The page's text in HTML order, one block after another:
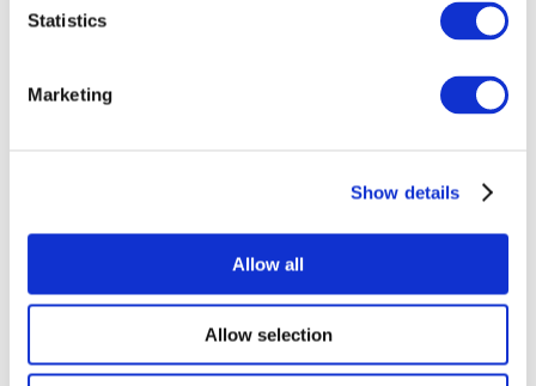
Statistics
Marketing
Show details
Allow all
Allow selection
Всі заходи
Концерти